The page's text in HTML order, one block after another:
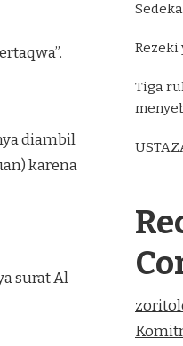
diambil
karena
surat Al-
Rezeki
Tiga